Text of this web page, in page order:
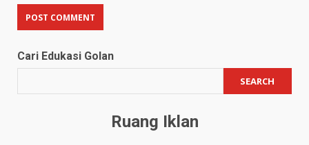
Cari Edukasi Golan
SEARCH
Ruang Iklan